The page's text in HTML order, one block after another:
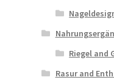
Riegel and
Rasur and